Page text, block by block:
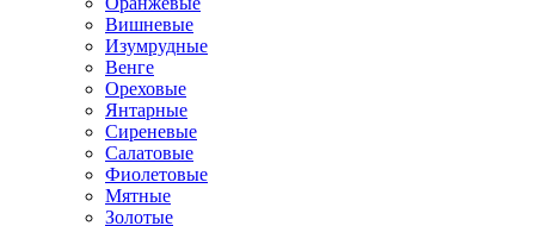
Вишневые
Изумрудные
Венге
Ореховые
Янтарные
Сиреневые
Салатовые
Фиолетовые
Мятные
Золотые